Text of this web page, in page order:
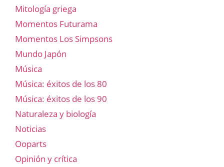
Mitología griega
Momentos Futurama
Momentos Los Simpsons
Mundo Japón
Música
Música: éxitos de los 80
Música: éxitos de los 90
Naturaleza y biología
Noticias
Ooparts
Opinión y crítica